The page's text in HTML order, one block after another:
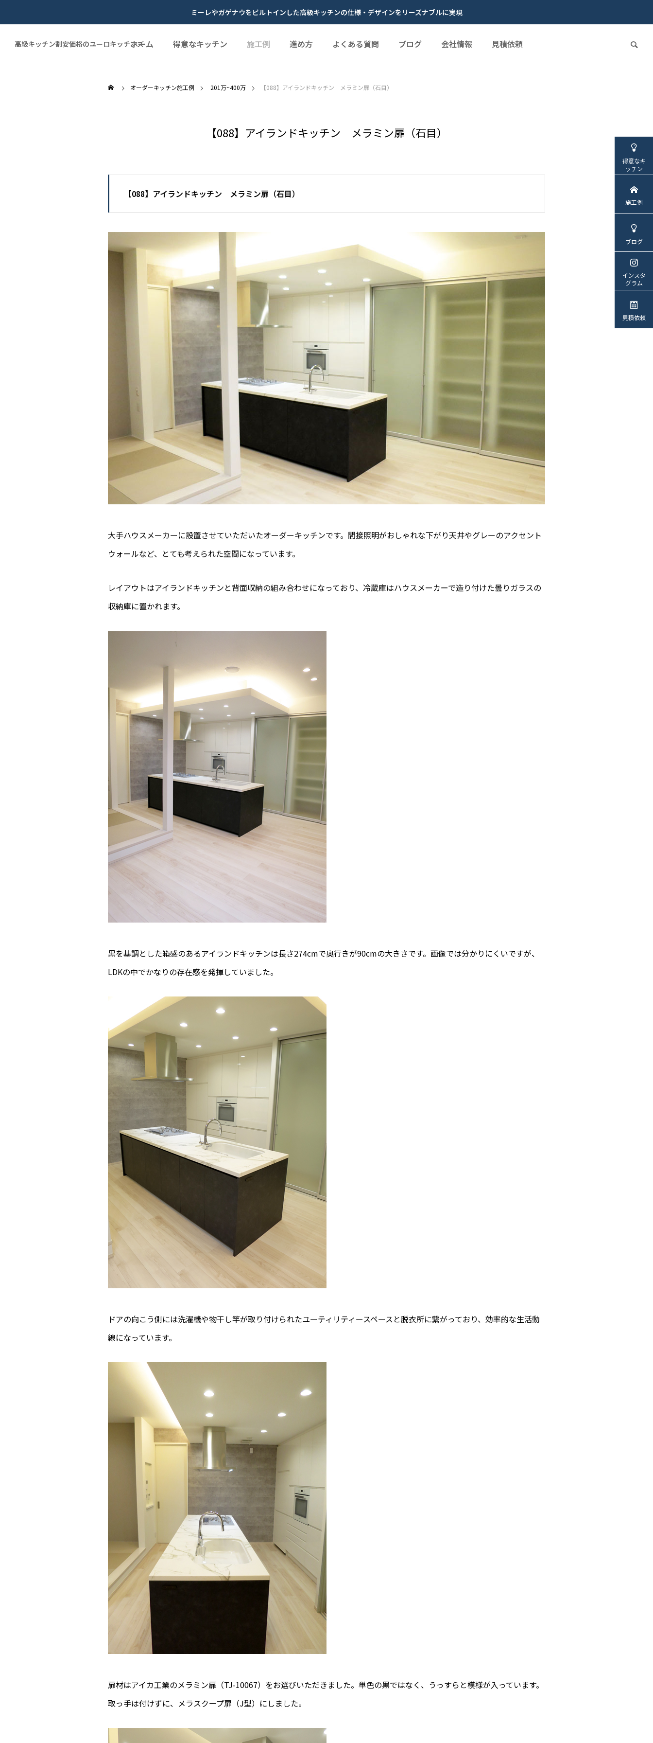
ミーレやガゲナウをビルトインした高級キッチンの仕様・デザインをリーズナブルに実現
高級キッチン割安価格のユーロキッチンズ
ホーム 得意なキッチン 施工例 進め方 よくある質問 ブログ 会社情報 見積依頼
オーダーキッチン施工例 201万~400万 【088】アイランドキッチン メラミン扉（石目）
【088】アイランドキッチン メラミン扉（石目）
【088】アイランドキッチン メラミン扉（石目）
大手ハウスメーカーに設置させていただいたオーダーキッチンです。間接照明がおしゃれな下がり天井やグレーのアクセント
ウォールなど、とても考えられた空間になっています。
レイアウトはアイランドキッチンと背面収納の組み合わせになっており、冷蔵庫はハウスメーカーで造り付けた曇りガラスの
収納庫に置かれます。
黒を基調とした箱感のあるアイランドキッチンは長さ274cmで奥行きが90cmの大きさです。画像では分かりにくいですが、
LDKの中でかなりの存在感を発揮していました。
ドアの向こう側には洗濯機や物干し竿が取り付けられたユーティリティースペースと脱衣所に繋がっており、効率的な生活動
線になっています。
扉材はアイカ工業のメラミン扉（TJ-10067）をお選びいただきました。単色の黒ではなく、うっすらと模様が入っています。
取っ手は付けずに、メラスクープ扉（J型）にしました。
得意なキ
ッチン
施工例
ブログ
インスタ
グラム
見積依頼